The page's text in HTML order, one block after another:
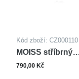
Kód zboží: CZ000110
MOISS stříbrný
přívěsek SRDCE
790,00 Kč